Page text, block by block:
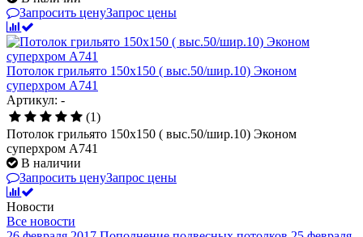
Запросить ценуЗапрос цены
Потолок грильято 150х150 ( выс.50/шир.10) Эконом
суперхром А741
Артикул: -
(1)
Потолок грильято 150х150 ( выс.50/шир.10) Эконом
суперхром А741
В наличии
Запросить ценуЗапрос цены
Новости
Все новости